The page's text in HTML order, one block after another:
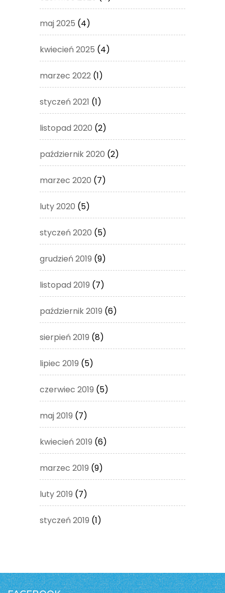
maj 2025 (4)
kwiecień 2025 (4)
marzec 2022 (1)
styczeń 2021 (1)
listopad 2020 (2)
październik 2020 (2)
marzec 2020 (7)
luty 2020 (5)
styczeń 2020 (5)
grudzień 2019 (9)
listopad 2019 (7)
październik 2019 (6)
sierpień 2019 (8)
lipiec 2019 (5)
czerwiec 2019 (5)
maj 2019 (7)
kwiecień 2019 (6)
marzec 2019 (9)
luty 2019 (7)
styczeń 2019 (1)